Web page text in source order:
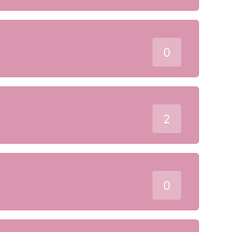
0
2
0